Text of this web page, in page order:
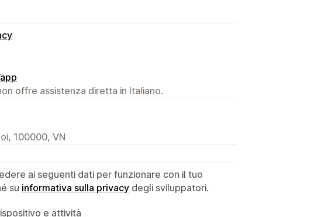
offre assistenza diretta in Italiano.
100000, VN
ai seguenti dati per funzionare con il tuo
su informativa sulla privacy degli sviluppatori.
e attività